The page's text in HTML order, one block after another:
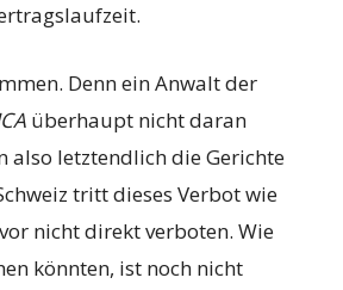
Denn ein Anwalt der
überhaupt nicht daran
also letztendlich die Gerichte
tritt dieses Verbot wie
nicht direkt verboten. Wie
könnten, ist noch nicht